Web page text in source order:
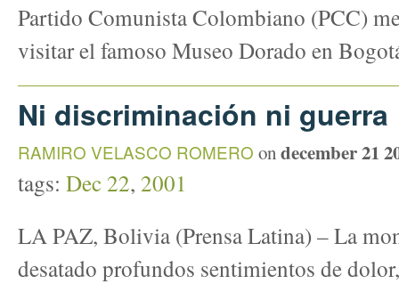
Partido Comunista Colombiano (PCC)
visitar el famoso Museo Dorado en
Ni discriminación ni guerra
RAMIRO VELASCO ROMERO ondecember 21
tags: Dec 22, 2001
LA PAZ, Bolivia (Prensa Latina) – La
desatado profundos sentimientos de